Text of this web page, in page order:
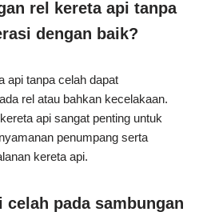
rel kereta api tanpa
dengan baik?
api tanpa celah dapat
rel atau bahkan kecelakaan.
api sangat penting untuk
penumpang serta
kereta api.
celah pada sambungan